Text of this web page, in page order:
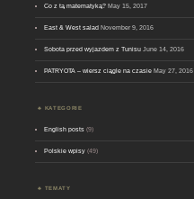
Co z tą matematyką? May 15, 2017
East & West salad November 9, 2016
Sobota przed wyjazdem z Tunisu June 14, 2016
PATRYOTA – wiersz ciągle na czasie May 27, 2016
KATEGORIE
English posts (9)
Polskie wpisy (49)
TEMATY